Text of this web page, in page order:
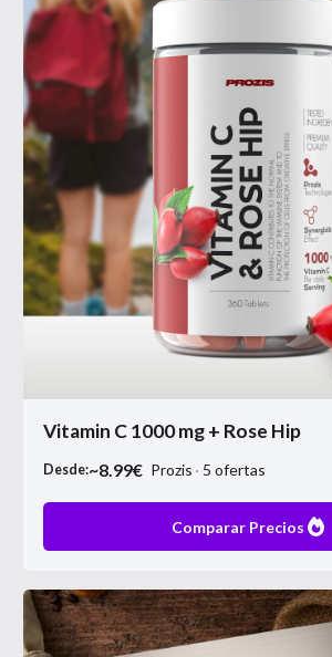
Vitamin C 1000 mg + Rose Hip
Desde:~8.99€ Prozis 5 ofertas
Comparar Precios